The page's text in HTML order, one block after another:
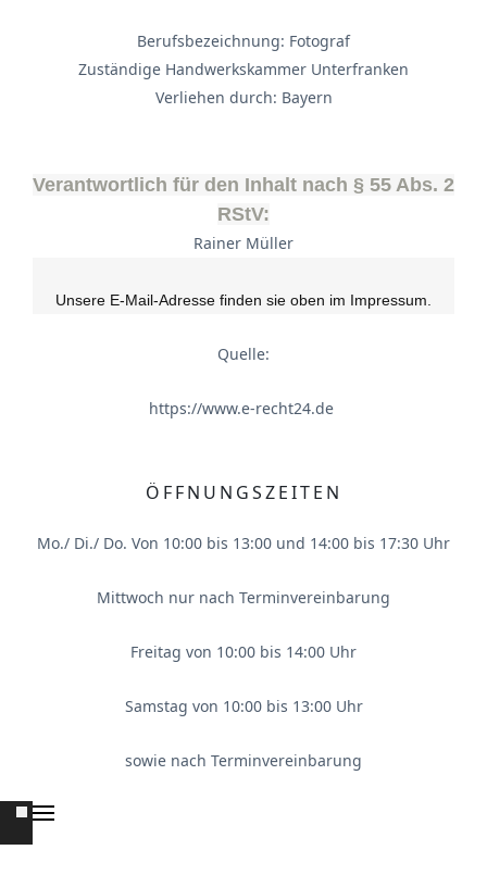
Berufsbezeichnung: Fotograf
Zuständige Handwerkskammer Unterfranken
Verliehen durch: Bayern
Verantwortlich für den Inhalt nach § 55 Abs. 2
RStV:
Rainer Müller
Unsere E-Mail-Adresse finden sie oben im Impressum.
Quelle:
https://www.e-recht24.de
ÖFFNUNGSZEITEN
Mo./ Di./ Do. Von 10:00 bis 13:00 und 14:00 bis 17:30 Uhr
Mittwoch nur nach Terminvereinbarung
Freitag von 10:00 bis 14:00 Uhr
Samstag von 10:00 bis 13:00 Uhr
sowie nach Terminvereinbarung